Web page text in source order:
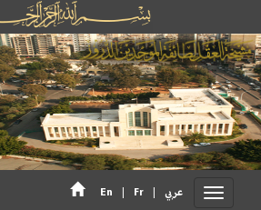
En Fr عربي